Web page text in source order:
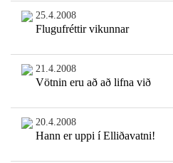
25.4.2008
Flugufréttir vikunnar
21.4.2008
Vötnin eru að að lifna við
20.4.2008
Hann er uppi í Elliðavatni!